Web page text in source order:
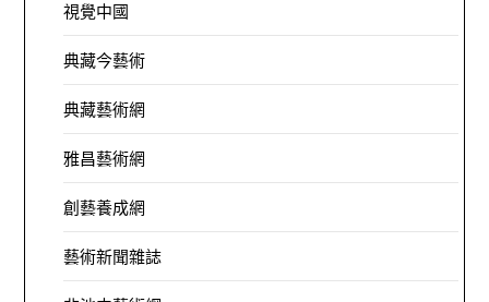
視覺中國
典藏今藝術
典藏藝術網
雅昌藝術網
創藝養成網
藝術新聞雜誌